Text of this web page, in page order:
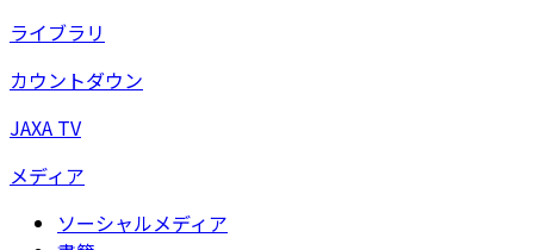
ライブラリ
カウントダウン
JAXA TV
メディア
ソーシャルメディア